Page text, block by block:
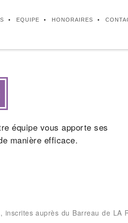
EQUIPE HONORAIRES
équipe vous apporte ses
manière efficace.
auprès du Barreau de LA